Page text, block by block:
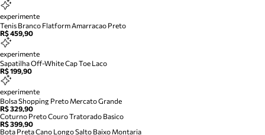
experimente
Tenis Branco Flatform Amarracao Preto
R$ 459,90
experimente
Sapatilha Off-White Cap Toe Laco
R$ 199,90
experimente
Bolsa Shopping Preto Mercato Grande
R$ 329,90
Coturno Preto Couro Tratorado Basico
R$ 399,90
Bota Preta Cano Longo Salto Baixo Montaria